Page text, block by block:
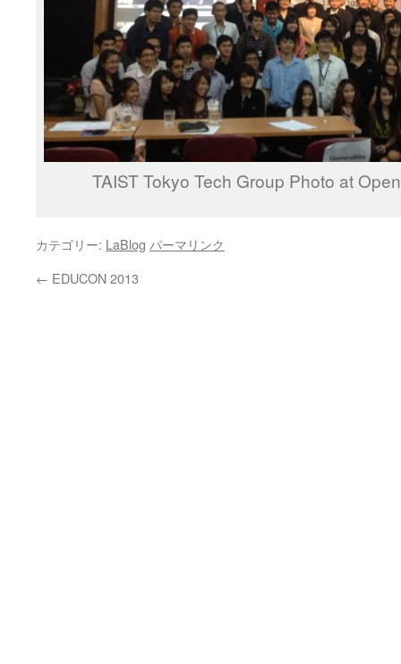
TAIST Tokyo Tech Group Photo at
カテゴリー: LaBlog パーマリンク
← EDUCON 2013